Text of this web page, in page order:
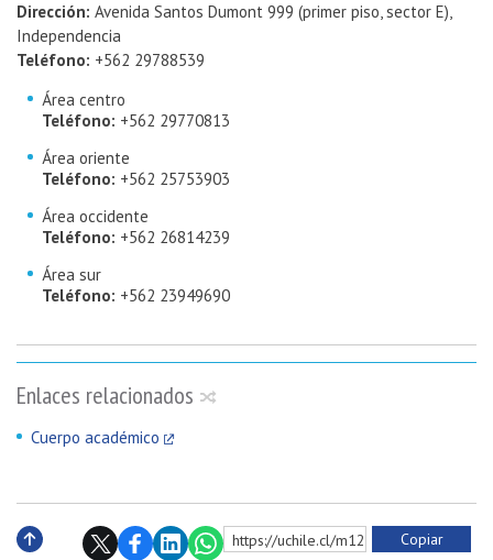
Enlaces relacionados
Cuerpo académico
Dirección: Avenida Santos Dumont 999 (primer piso, sector E),
Independencia
Teléfono: +562 29788539
Área centro
Teléfono: +562 29770813
Área oriente
Teléfono: +562 25753903
Área occidente
Teléfono: +562 26814239
Área sur
Teléfono: +562 23949690
https://uchile.cl/m122371 Copiar